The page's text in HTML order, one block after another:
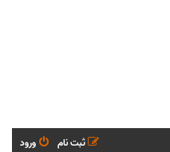
ورود
ثبت نام